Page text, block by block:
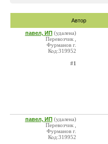
Автор
павел, ИП (удалена)
Перевозчик ,
Фурманов г.
Код:319952
#1
павел, ИП (удалена)
Перевозчик ,
Фурманов г.
Код:319952